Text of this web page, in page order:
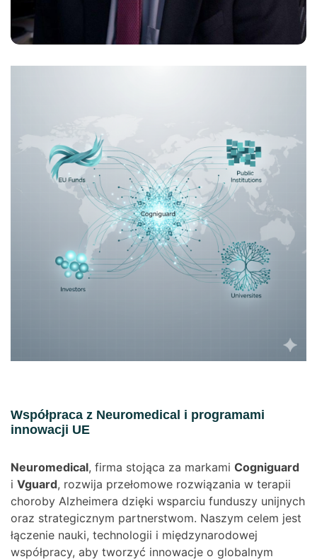
Współpraca z Neuromedical i programami
innowacji UE
Neuromedical, firma stojąca za markami Cogniguard
i Vguard, rozwija przełomowe rozwiązania w terapii
choroby Alzheimera dzięki wsparciu funduszy unijnych
oraz strategicznym partnerstwom. Naszym celem jest
łączenie nauki, technologii i międzynarodowej
współpracy, aby tworzyć innowacje o globalnym